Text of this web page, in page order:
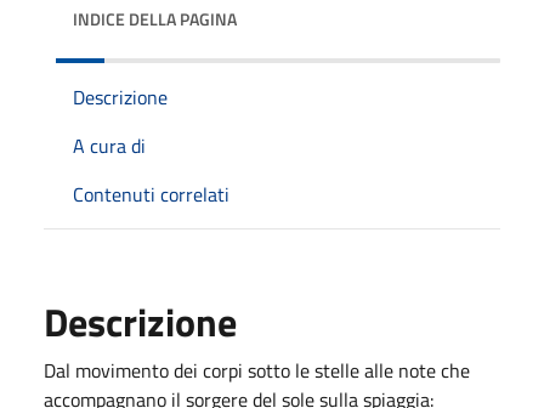
INDICE DELLA PAGINA
Descrizione
A cura di
Contenuti correlati
Descrizione
Dal movimento dei corpi sotto le stelle alle note che
accompagnano il sorgere del sole sulla spiaggia: